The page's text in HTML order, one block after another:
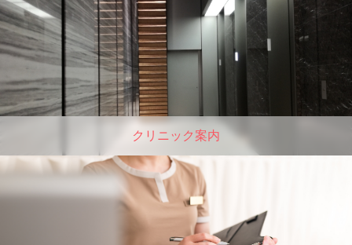
クリニック案内